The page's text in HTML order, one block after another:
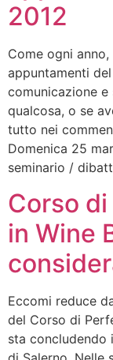
2012
Come ogni
appuntamenti
comunicazione
qualcosa, o se
tutto nei
Domenica 25
seminario /
Corso
in Wine
Eccomi reduce
del Corso di
sta concludendo